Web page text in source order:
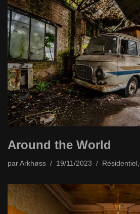
Around the World
par Arkhøss 19/11/2023 Résidentiel ,